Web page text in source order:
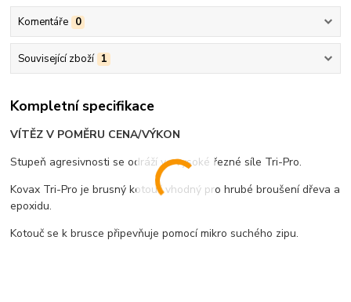
Komentáře 0
Související zboží 1
Kompletní specifikace
VÍTĚZ V POMĚRU CENA/VÝKON
Stupeň agresivnosti se odráží ve vysoké řezné síle Tri-Pro.
Kovax Tri-Pro je brusný kotouč vhodný pro hrubé broušení dřeva a
epoxidu.
Kotouč se k brusce připevňuje pomocí mikro suchého zipu.